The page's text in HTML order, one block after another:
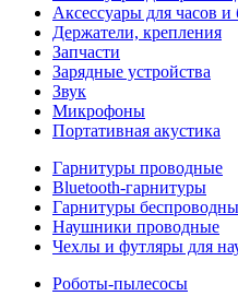
Аксессуары для часов и
Держатели, крепления
Запчасти
Зарядные устройства
Звук
Микрофоны
Портативная акустика
Гарнитуры проводные
Bluetooth-гарнитуры
Гарнитуры
Наушники проводные
Чехлы и футляры для
Роботы-пылесосы